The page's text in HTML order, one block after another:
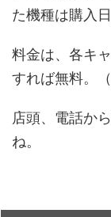
た機種は購入
料金は、各キ
すれば無料。
店頭、電話か
ね。